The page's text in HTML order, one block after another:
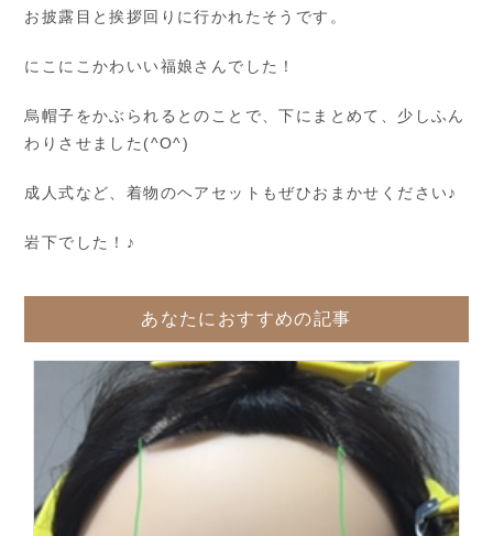
お披露目と挨拶回りに行かれたそうです。
にこにこかわいい福娘さんでした！
烏帽子をかぶられるとのことで、下にまとめて、少しふん
わりさせました(^O^)
成人式など、着物のヘアセットもぜひおまかせください♪
岩下でした！♪
あなたにおすすめの記事